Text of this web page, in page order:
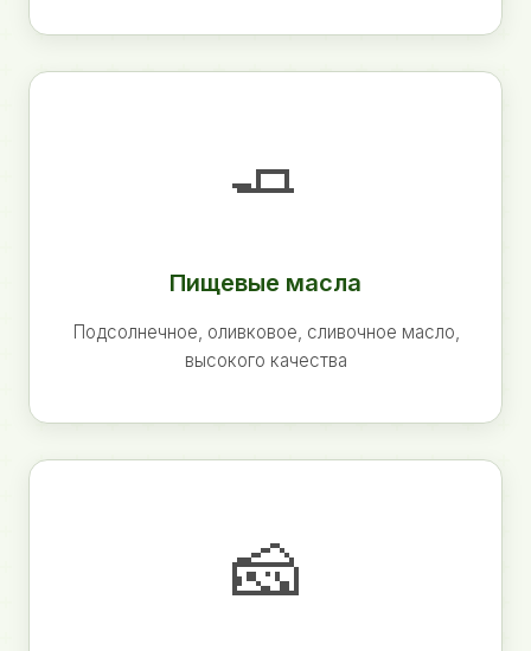
🧈
Пищевые масла
Подсолнечное, оливковое, сливочное масло,
высокого качества
🧀